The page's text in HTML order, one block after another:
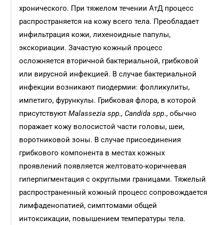
хронического. При тяжелом течении АтД процесс
распространяется на кожу всего тела. Преобладает
инфильтрация кожи, лихеноидные папулы,
экскориации. Зачастую кожный процесс
осложняется вторичной бактериальной, грибковой
или вирусной инфекцией. В случае бактериальной
инфекции возникают пиодермии: фолликулиты,
импетиго, фурункулы. Грибковая флора, в которой
присутствуютMalassezia spp., Candida spp., обычно
поражает кожу волосистой части головы, шеи,
воротниковой зоны. В случае присоединения
грибкового компонента в местах кожных
проявлений появляется желтовато-коричневая
гиперпигментация с округлыми границами. Тяжелый
распространенный кожный процесс сопровождается
лимфаденопатией, симптомами общей
интоксикации, повышением температуры тела.